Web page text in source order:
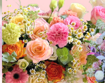
hoatuoihuythao.com
hoatuoihuythao.com
//hoatuoihuythao.com/